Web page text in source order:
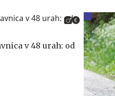
v 48 urah: od